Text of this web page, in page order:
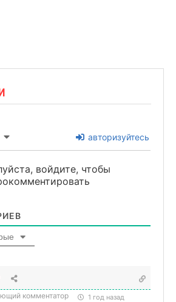
авторизуйтесь
войдите, чтобы
комментатор 1 год назад